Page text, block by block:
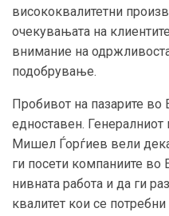
висококвалитетни
очекувањата на
внимание на
подобрување.
Пробивот на пазарите
едноставен.
Мишел Ѓорѓиев вели
ги посети компаниите во
нивната работа и да ги
квалитет кои се потребни